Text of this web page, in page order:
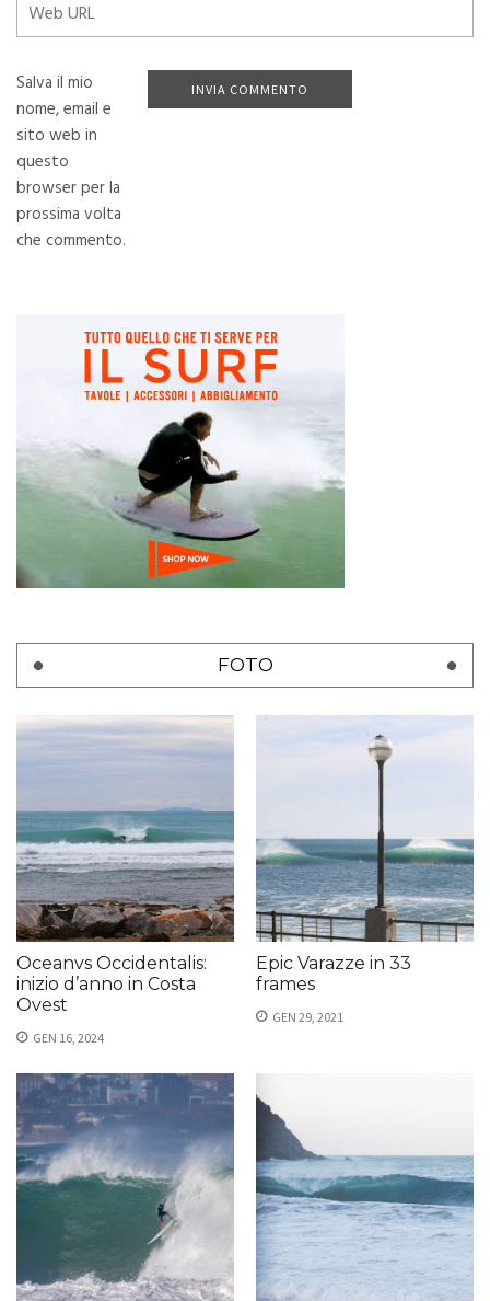
Salva il mio
nome, email e
sito web in
questo
browser per la
prossima volta
che commento.
FOTO
Oceanvs Occidentalis:
inizio d’anno in Costa
Ovest
GEN 16, 2024
Epic Varazze in 33
frames
GEN 29, 2021